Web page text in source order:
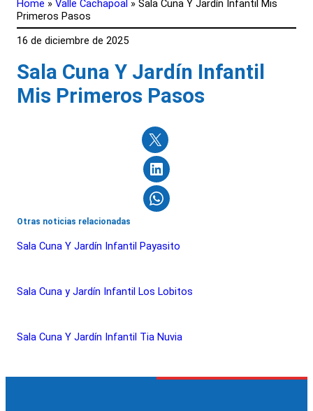
Home » Valle Cachapoal » Sala Cuna Y Jardín Infantil Mis
Primeros Pasos
16 de diciembre de 2025
Sala Cuna Y Jardín Infantil
Mis Primeros Pasos
Otras noticias relacionadas
Sala Cuna Y Jardín Infantil Payasito
Sala Cuna y Jardín Infantil Los Lobitos
Sala Cuna Y Jardín Infantil Tia Nuvia